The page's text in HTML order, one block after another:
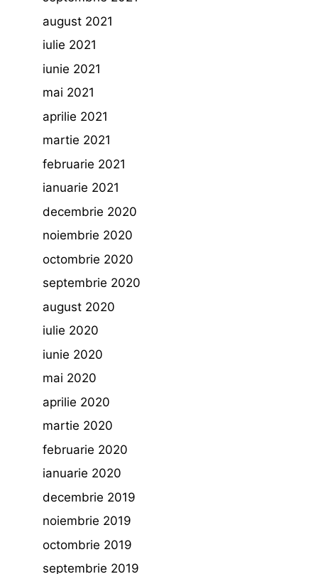
august 2021
iulie 2021
iunie 2021
mai 2021
aprilie 2021
martie 2021
februarie 2021
ianuarie 2021
decembrie 2020
noiembrie 2020
octombrie 2020
septembrie 2020
august 2020
iulie 2020
iunie 2020
mai 2020
aprilie 2020
martie 2020
februarie 2020
ianuarie 2020
decembrie 2019
noiembrie 2019
octombrie 2019
septembrie 2019